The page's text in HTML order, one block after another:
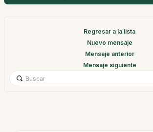
Regresar a la lista
Nuevo mensaje
Mensaje anterior
Mensaje siguiente